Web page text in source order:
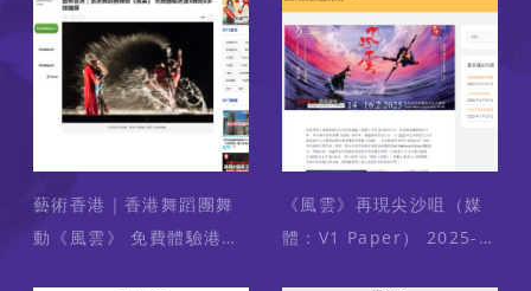
文匯報） 2025-01-10
藝術香港｜香港舞蹈團舞
動《風雲》 免費體驗港漫
《風雲》再現尖沙咀（媒
體：V1 Paper） 2025-